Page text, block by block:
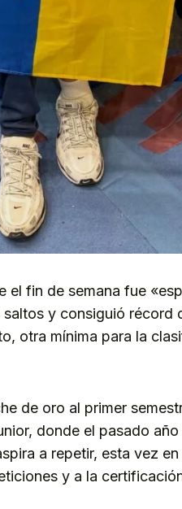
el fin de semana fue
y consiguió récord
otra mínima para la
de oro al primer
donde el pasado
a repetir, esta vez
y a la